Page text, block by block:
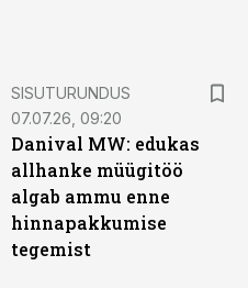
SISUTURUNDUS
07.07.26, 09:20
Danival MW: edukas
allhanke müügitöö
algab ammu enne
hinnapakkumise
tegemist